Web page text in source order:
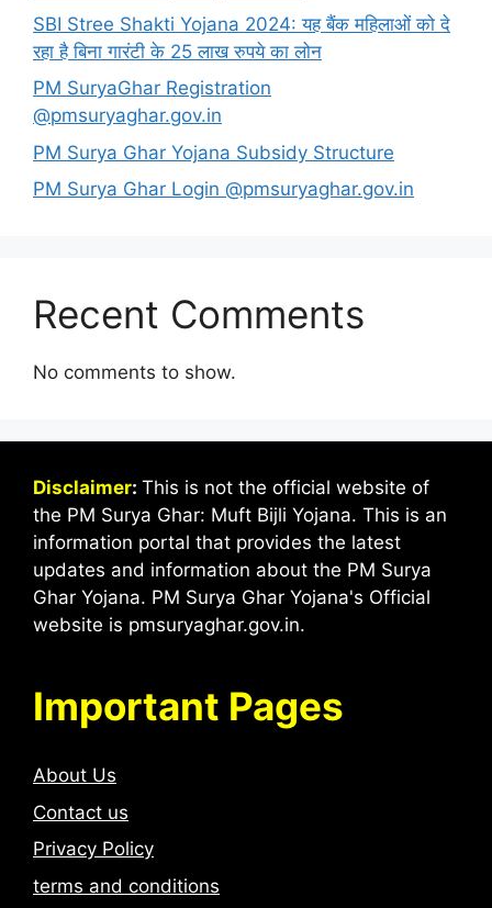
SBI Stree Shakti Yojana 2024: यह बैंक महिलाओं को दे
रहा है बिना गारंटी के 25 लाख रुपये का लोन
PM SuryaGhar Registration
@pmsuryaghar.gov.in
PM Surya Ghar Yojana Subsidy Structure
PM Surya Ghar Login @pmsuryaghar.gov.in
Recent Comments
No comments to show.
Disclaimer: This is not the official website of
the PM Surya Ghar: Muft Bijli Yojana. This is an
information portal that provides the latest
updates and information about the PM Surya
Ghar Yojana. PM Surya Ghar Yojana's Official
website is pmsuryaghar.gov.in.
Important Pages
About Us
Contact us
Privacy Policy
terms and conditions